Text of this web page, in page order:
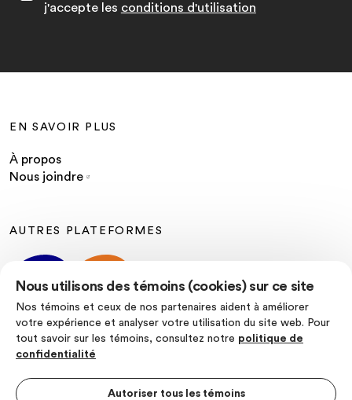
Nous utilisons des témoins (cookies) sur ce site
Nos témoins et ceux de nos partenaires aident à améliorer
votre expérience et analyser votre utilisation du site web. Pour
tout savoir sur les témoins, consultez notre politique de
confidentialité
Autoriser tous les témoins
j'accepte les conditions d'utilisation
EN SAVOIR PLUS
À propos
Nous joindre
AUTRES PLATEFORMES